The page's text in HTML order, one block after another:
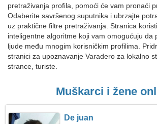
pretraživanja profila, pomoći će vam pronaći
Odaberite savršenog suputnika i ubrzajte
uz praktične filtre pretraživanja. Stranica
inteligentne algoritme koji vam omogućuju da
ljude među mnogim korisničkim profilima.
stranici za upoznavanje Varadero za lokalno
strance, turiste.
Muškarci i žene
De juan